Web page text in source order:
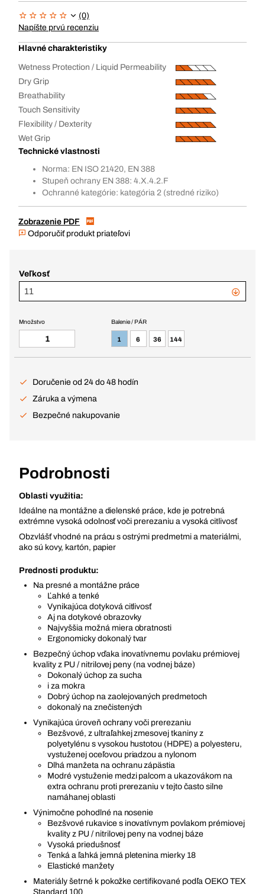
(0)
Napíšte prvú recenziu
Hlavné charakteristiky
Wetness Protection / Liquid Permeability
Dry Grip
Breathability
Touch Sensitivity
Flexibility / Dexterity
Wet Grip
Technické vlastnosti
Norma: EN ISO 21420, EN 388
Stupeň ochrany EN 388: 4.X.4.2.F
Ochranné kategórie: kategória 2 (stredné riziko)
Zobrazenie PDF
Odporučiť produkt priateľovi
Veľkosť
11
Balenie / PÁR
1 6 36 144
Množstvo
Doručenie od 24 do 48 hodín
Záruka a výmena
Bezpečné nakupovanie
Podrobnosti
Oblasti využitia:
Ideálne na montážne a dielenské práce, kde je potrebná
extrémne vysoká odolnosť voči prerezaniu a vysoká citlivosť
Obzvlášť vhodné na prácu s ostrými predmetmi a materiálmi,
ako sú kovy, kartón, papier
Prednosti produktu:
Na presné a montážne práce
Ľahké a tenké
Vynikajúca dotyková citlivosť
Aj na dotykové obrazovky
Najvyššia možná miera obratnosti
Ergonomicky dokonalý tvar
Bezpečný úchop vďaka inovatívnemu povlaku prémiovej
kvality z PU / nitrilovej peny (na vodnej báze)
Dokonalý úchop za sucha
i za mokra
Dobrý úchop na zaolejovaných predmetoch
dokonalý na znečistených
Vynikajúca úroveň ochrany voči prerezaniu
Bezšvové, z ultraľahkej zmesovej tkaniny z
polyetylénu s vysokou hustotou (HDPE) a polyesteru,
vystuženej oceľovou priadzou a nylonom
Dlhá manžeta na ochranu zápästia
Modré vystuženie medzi palcom a ukazovákom na
extra ochranu proti prerezaniu v tejto často silne
namáhanej oblasti
Výnimočne pohodlné na nosenie
Bezšvové rukavice s inovatívnym povlakom prémiovej
kvality z PU / nitrilovej peny na vodnej báze
Vysoká priedušnosť
Tenká a ľahká jemná pletenina mierky 18
Elastické manžety
Materiály šetrné k pokožke certifikované podľa OEKO TEX
Standard 100